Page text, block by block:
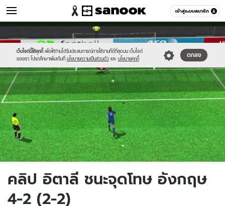
เข้าสู่ระบบสมาชิก
กีฬา หมวดอื่นๆ
เว็บไซต์นี้ใช้คุกกี้ เพื่อให้ท่านได้รับประสบการณ์การใช้งานที่ดีที่สุดบน เว็บไซต์
ของเรา โปรดศึกษาเพิ่มเติมที่ นโยบายความเป็นส่วนตัว และ นโยบายคุกกี้
ตกลง
//s.isanook.com/sr/0/images/logo-
new-
sanook.png
//s.isanook.com/sp/0/ud/1/5727/sfb0028-
2-
2_en.jpg
คลิป อิตาลี ชนะจุดโทษ อังกฤษ
4-2 (2-2)